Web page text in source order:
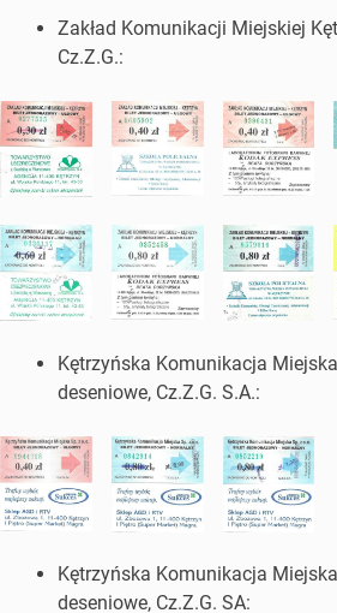
Zakład Komunikacji Miejskiej
Cz.Z.G.:
Kętrzyńska Komunikacja
deseniowe, Cz.Z.G. S.A.:
Kętrzyńska Komunikacja
deseniowe, Cz.Z.G. SA: